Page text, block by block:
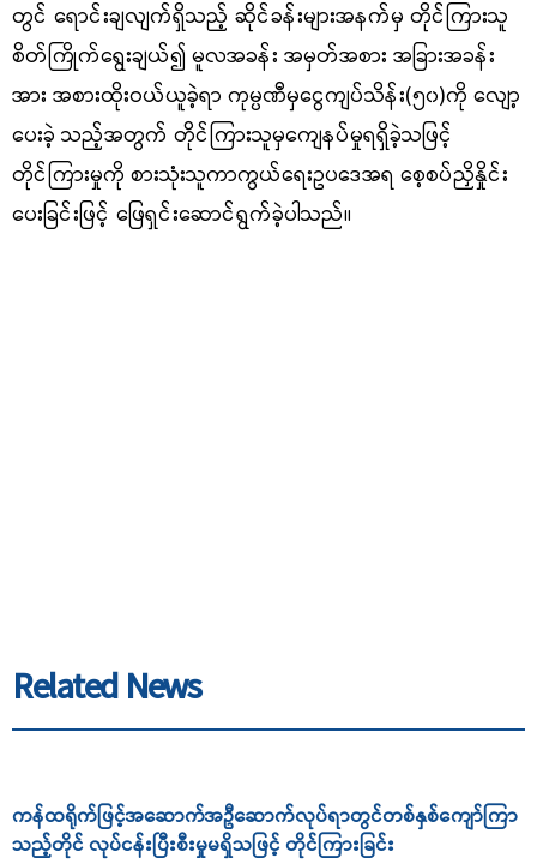
တွင် ရောင်းချလျက်ရှိသည့် ဆိုင်ခန်းများအနက်မှ တိုင်ကြားသူ
စိတ်ကြိုက်ရွေးချယ်၍ မူလအခန်း အမှတ်အစား အခြားအခန်း
အား အစားထိုးဝယ်ယူခဲ့ရာ ကုမ္ပဏီမှငွေကျပ်သိန်း(၅၀)ကို လျော့
ပေးခဲ့ သည့်အတွက် တိုင်ကြားသူမှကျေနပ်မှုရရှိခဲ့သဖြင့်
တိုင်ကြားမှုကို စားသုံးသူကာကွယ်ရေးဥပဒေအရ စေ့စပ်ညှိနှိုင်း
ပေးခြင်းဖြင့် ဖြေရှင်းဆောင်ရွက်ခဲ့ပါသည်။
Related News
ကန်ထရိုက်ဖြင့်အဆောက်အဦဆောက်လုပ်ရာတွင်တစ်နှစ်ကျော်ကြာ
သည့်တိုင် လုပ်ငန်းပြီးစီးမှုမရှိသဖြင့် တိုင်ကြားခြင်း